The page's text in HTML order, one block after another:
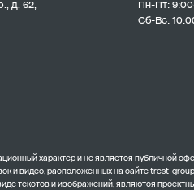
д. 62,
Пн-Пт:
Сб-Вс:
характер и не является публичной
и видео, расположенных на сайтеtrest-
текстов и изображений, являются